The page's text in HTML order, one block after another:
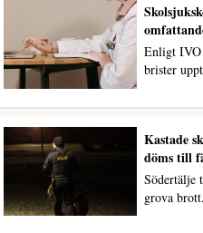
Enligt IVO
brister
Kastade
döms till
Södertälje
grova brott.